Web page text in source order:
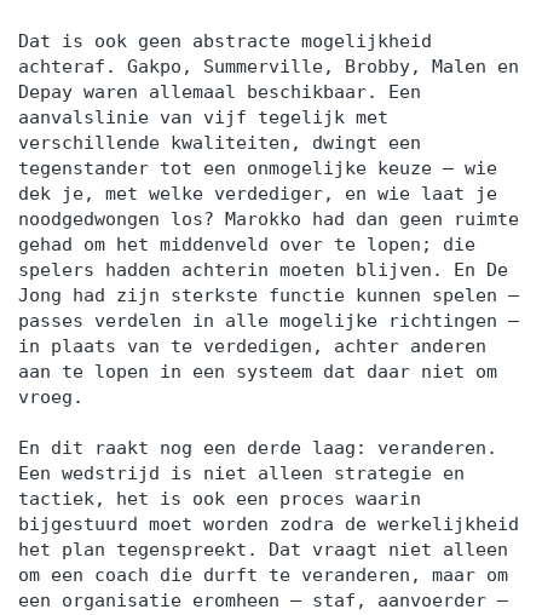
Dat is ook geen abstracte mogelijkheid
achteraf. Gakpo, Summerville, Brobby, Malen en
Depay waren allemaal beschikbaar. Een
aanvalslinie van vijf tegelijk met
verschillende kwaliteiten, dwingt een
tegenstander tot een onmogelijke keuze — wie
dek je, met welke verdediger, en wie laat je
noodgedwongen los? Marokko had dan geen ruimte
gehad om het middenveld over te lopen; die
spelers hadden achterin moeten blijven. En De
Jong had zijn sterkste functie kunnen spelen —
passes verdelen in alle mogelijke richtingen —
in plaats van te verdedigen, achter anderen
aan te lopen in een systeem dat daar niet om
vroeg.
En dit raakt nog een derde laag: veranderen.
Een wedstrijd is niet alleen strategie en
tactiek, het is ook een proces waarin
bijgestuurd moet worden zodra de werkelijkheid
het plan tegenspreekt. Dat vraagt niet alleen
om een coach die durft te veranderen, maar om
een organisatie eromheen — staf, aanvoerder —